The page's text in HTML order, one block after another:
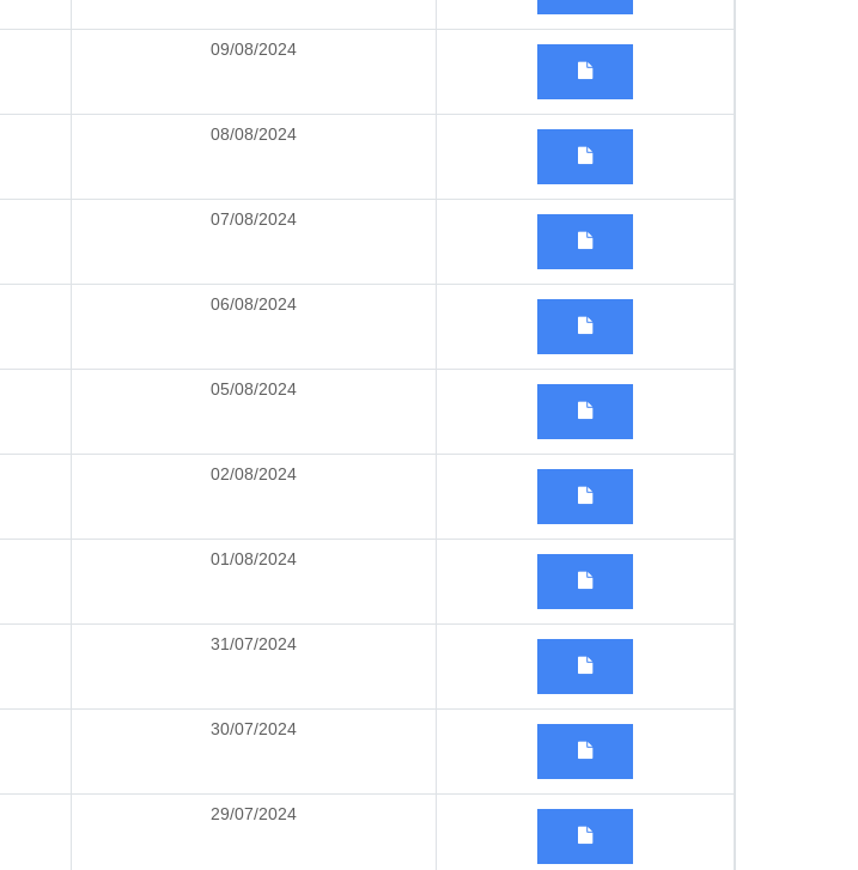
09/08/2024
08/08/2024
07/08/2024
06/08/2024
05/08/2024
02/08/2024
01/08/2024
31/07/2024
30/07/2024
29/07/2024